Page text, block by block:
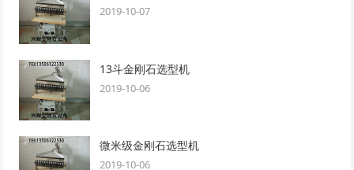
2019-10-07
13斗金刚石选型机
2019-10-06
微米级金刚石选型机
2019-10-06